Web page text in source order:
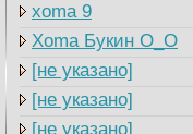
xoma 9
Xoma Букин O_O
[не указано]
[не указано]
[не указано]